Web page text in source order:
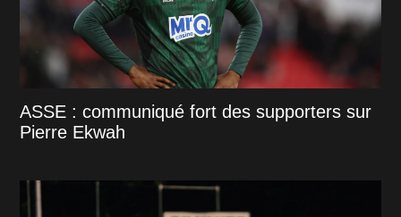
ASSE : communiqué fort des supporters sur
Pierre Ekwah